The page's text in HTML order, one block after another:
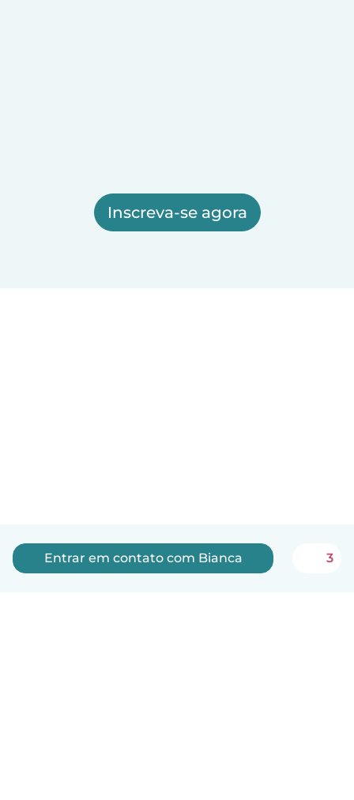
Inscreva-se agora
Entrar em contato com Bianca 3